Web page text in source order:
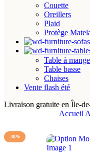
Couette
Oreillers
Plaid
Protège
Table à
Table basse
Chaises
Vente flash été
Livraison gratuite en Île-
Accueil
-38%